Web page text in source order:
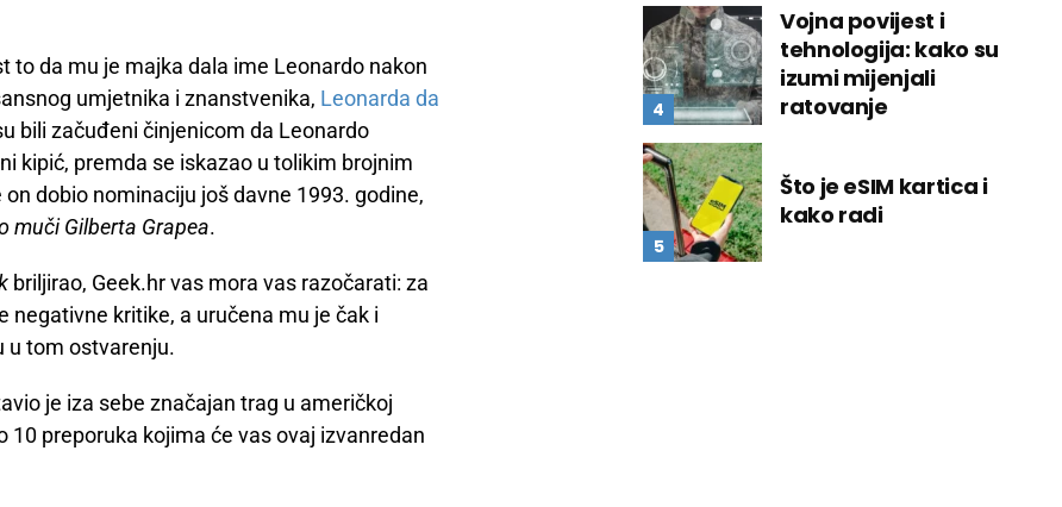
to da mu je majka dala ime Leonardo nakon
umjetnika i znanstvenika, Leonarda da
bili začuđeni činjenicom da Leonardo
kipić, premda se iskazao u tolikim brojnim
dobio nominaciju još davne 1993. godine,
muči Gilberta Grapea.
briljirao, Geek.hr vas mora vas razočarati: za
negativne kritike, a uručena mu je čak i
u tom ostvarenju.
je iza sebe značajan trag u američkoj
preporuka kojima će vas ovaj izvanredan
Vojna povijest i
tehnologija: kako su
izumi mijenjali
ratovanje
Što je eSIM kartica i
kako radi